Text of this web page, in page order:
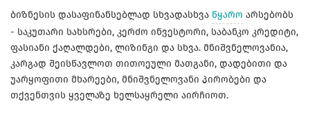
ბიზნესის დასაფინანსებლად სხვადასხვა წყარო არსებობს
- საკუთარი სახსრები, კერძო ინვესტორი, საბანკო კრედიტი,
ფასიანი ქაღალდები, ლიზინგი და სხვა. მნიშვნელოვანია,
კარგად შეისწავლოთ თითოეული მათგანი, დადებითი და
უარყოფითი მხარეები, მნიშვნელოვანი პირობები და
თქვენთვის ყველაზე ხელსაყრელი აირჩიოთ.